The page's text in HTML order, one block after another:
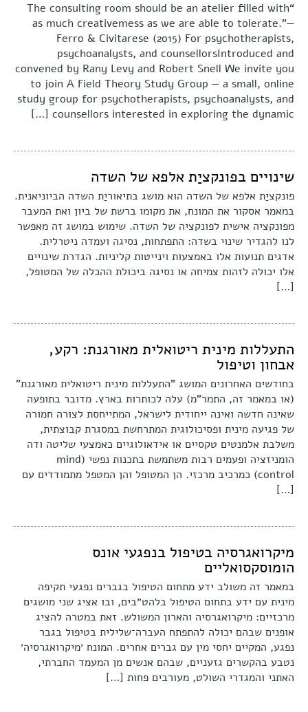
“The consulting room should be an atelier filled with
as much creativemess as we are able to tolerate.”—
Ferro & Civitarese (2015) For psychotherapists,
psychoanalysts, and counsellorsIntroduced and
convened by Rany Levy and Robert Snell We invite you
to join A Field Theory Study Group — a small, online
study group for psychotherapists, psychoanalysts, and
counsellors interested in exploring the dynamic […]
שינויים בפונקציַת אלפא של השדה
פונקציַת אלפא של השדה הוא מושג בתיאוריַת השדה הביוניאנית.
במאמר אסקור את המונח, את מקומו ברשת של ביון ואת המעבר
מפונקציה אישית לפונקציה של השדה. שימוש במושג זה מאפשר
לנו להגדיר שינוי בשדה: התפתחות, נסיגה ועמדה ניטרלית.
אדגים תנועות אלו באמצעות וינייטות קליניות. הגדרת שינויים
אלו יכולה לזהות צמיחה או נסיגה ביכולת ההכלה של המטופל,
[…]
התעללות מינית ריטואלית מאורגנת: רקע,
אבחון וטיפול
בחודשים האחרונים המושג "התעללות מינית ריטואלית מאורגנת"
(או במאמר זה, התמר"מ) עלה לכותרות בארץ. מדובר בתופעה
שאינה חדשה ואינה ייחודית לישראל, המתייחסת לצורה חמורה
של פגיעה מינית ופסיכולוגית המתרחשת במסגרת קבוצתית,
משלבת אלמנטים טקסיים או אידאולוגיים כאמצעי שליטה ודה
הומניזציה ופעמים רבות משתמשת בתכנות נפשי (mind
control) כמרכיב מרכזי. הן המטופל והן המטפל מתמודדים עם
[…]
מיקרואגרסיה בטיפול בנפגעי אונס
הומוסקסואליים
במאמר זה משולב ידע מתחום הטיפול בגברים נפגעי תקיפה
מינית עם ידע בתחום הטיפול בלהט״בים, ובו אציג שני מושגים
מרכזיים: מיקרואגרסיה והארון המשולש. זאת במטרה להציג
אופנים שבהם יכולה להתפתח העברה־שלילית בטיפול בגבר
נפגע, המקיים יחסי מין עם גברים אחרים. המונח ׳מיקרואגרסיה׳
נטבע בהקשרים גזעניים, שבהם אנשים מן המעמד החברתי,
האתני והמגדרי השולט, מעורבים פחות […]